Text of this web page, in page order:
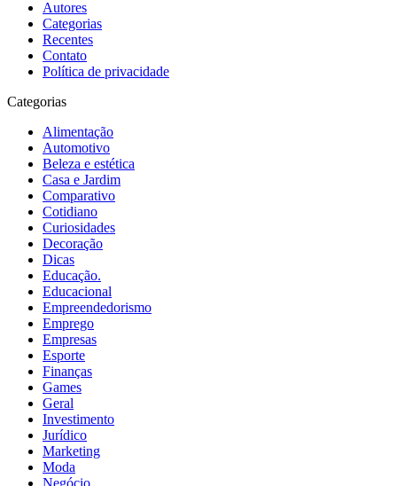
Autores
Categorias
Recentes
Contato
Política de privacidade
Categorias
Alimentação
Automotivo
Beleza e estética
Casa e Jardim
Comparativo
Cotidiano
Curiosidades
Decoração
Dicas
Educação.
Educacional
Empreendedorismo
Emprego
Empresas
Esporte
Finanças
Games
Geral
Investimento
Jurídico
Marketing
Moda